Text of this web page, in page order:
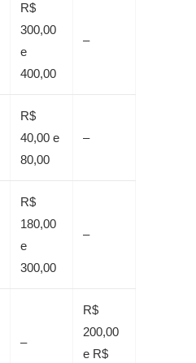
R$
300,00
e
400,00
–
R$
40,00 e
80,00
–
R$
180,00
e
300,00
–
–
R$
200,00
e R$